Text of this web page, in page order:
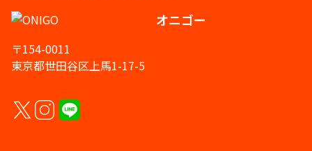
オニゴー
〒154-0011
東京都世田谷区上馬1-17-5